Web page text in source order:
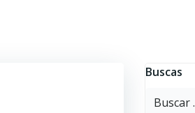
Buscas
Buscar: